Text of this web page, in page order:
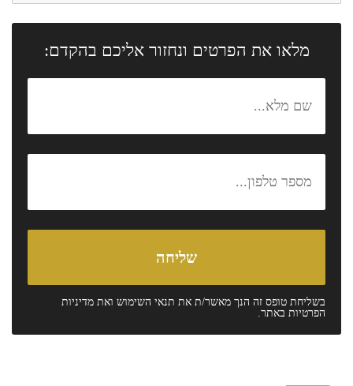
מלאו את הפרטים ונחזור אליכם בהקדם:
בשליחת טופס זה הנך מאשר/ת את תנאי השימוש ואת מדיניות
הפרטיות באתר.